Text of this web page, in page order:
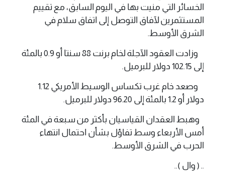
الخسائر ‌التي منيت بها في اليوم السابق، مع تقييم
المستثمرين لآفاق التوصل إلى اتفاق سلام في
الشرق ‌الأوسط.
وزادت العقود الآجلة لخام برنت 88 سنتا أو 0.9 بالمئة
إلى 102.15 دولار ‌للبرميل.
وصعد خام غرب تكساس الوسيط الأمريكي 1.12
دولار أو 1.2 بالمئة إلى 96.20 دولار للبرميل.
وهبط العقدان القياسيان بأكثر من سبعة في المئة
أمس الأربعاء وسط تفاؤل بشأن احتمال انتهاء
الحرب في الشرق الأوسط.
.. ( وال )..